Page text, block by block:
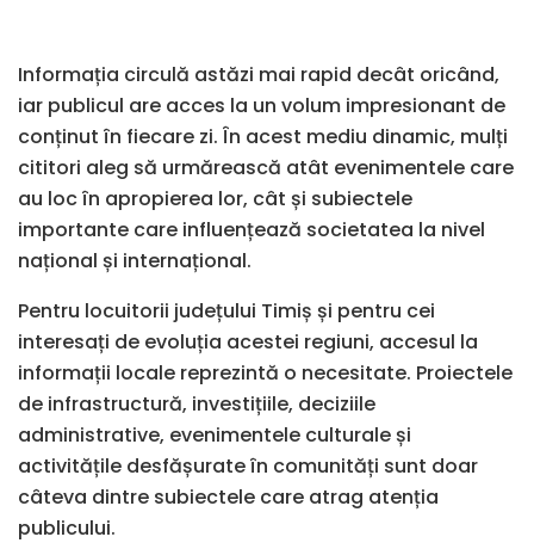
Informația circulă astăzi mai rapid decât oricând,
iar publicul are acces la un volum impresionant de
conținut în fiecare zi. În acest mediu dinamic, mulți
cititori aleg să urmărească atât evenimentele care
au loc în apropierea lor, cât și subiectele
importante care influențează societatea la nivel
național și internațional.
Pentru locuitorii județului Timiș și pentru cei
interesați de evoluția acestei regiuni, accesul la
informații locale reprezintă o necesitate. Proiectele
de infrastructură, investițiile, deciziile
administrative, evenimentele culturale și
activitățile desfășurate în comunități sunt doar
câteva dintre subiectele care atrag atenția
publicului.